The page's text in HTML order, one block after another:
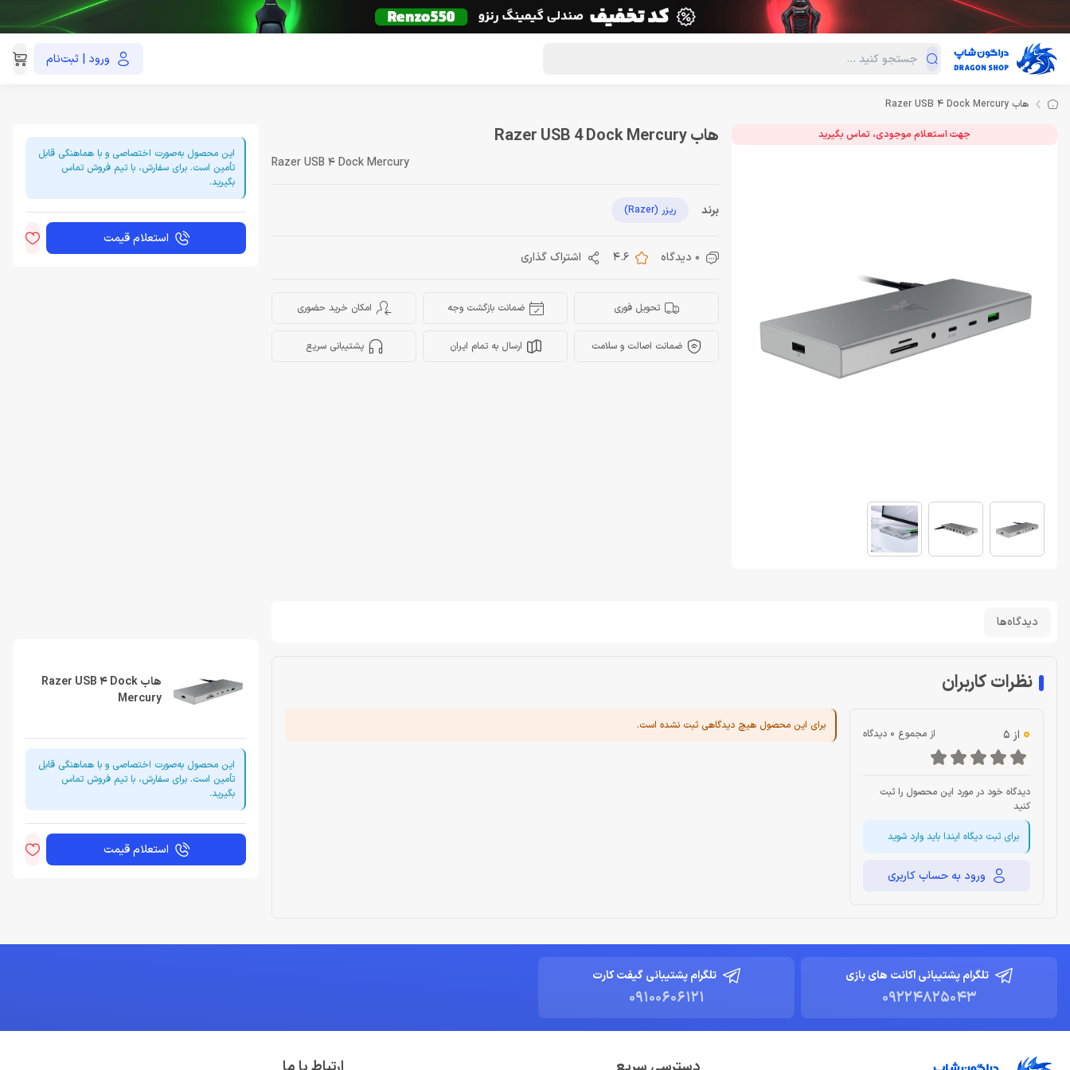
ورود | ثبت‌نام دسته‌بندی محصولات فروش ویژه 021-91035390
هاب Razer USB 4 Dock Mercury
جهت استعلام موجودی، تماس بگیرید هاب Razer USB 4 Dock Mercury
Razer USB 4 Dock Mercury
برند ریزر (Razer)
0 دیدگاه 4.6 اشتراک گذاری
تحویل فوری ضمانت بازگشت وجه امکان خرید حضوری
ضمانت اصالت و سلامت ارسال به تمام ایران پشتیبانی سریع
این محصول به‌صورت اختصاصی و با هماهنگی قابل
تأمین است. برای سفارش، با تیم فروش تماس
بگیرید.
استعلام قیمت
دیدگاه‌ها
نظرات کاربران
0 از 5 از مجموع 0 دیدگاه
دیدگاه خود در مورد این محصول را ثبت
کنید
برای ثبت دیگاه ایندا باید وارد شوید
ورود به حساب کاربری
برای این محصول هیچ دیدگاهی ثبت نشده است.
هاب Razer USB 4 Dock
Mercury
این محصول به‌صورت اختصاصی و با هماهنگی قابل
تأمین است. برای سفارش، با تیم فروش تماس
بگیرید.
استعلام قیمت
تلگرام پشتیبانی اکانت های بازی
09224825043
تلگرام پشتیبانی گیفت کارت
09100606121